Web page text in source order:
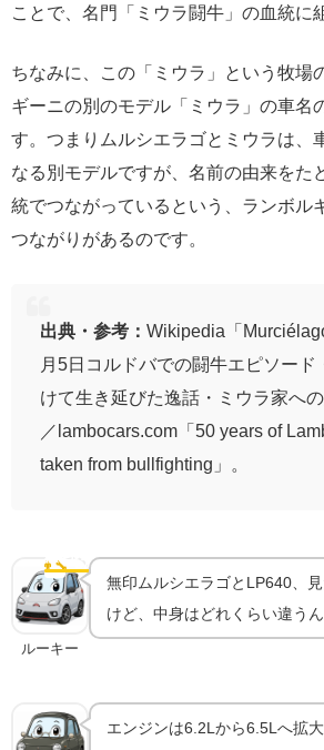
ことで、名門「ミウラ闘牛」の血統に
ちなみに、この「ミウラ」という牧場
ギーニの別のモデル「ミウラ」の車名
す。つまりムルシエラゴとミウラは、
なる別モデルですが、名前の由来をた
統でつながっているという、ランボル
つながりがあるのです。
出典・参考： Wikipedia「
月5日コルドバでの闘牛エピソード
けて生き延びた逸話・ミウラ家への
／lambocars.com「50 years of
taken from bullfighting」。
👨‍🔧LP640の進化
無印ムルシエラゴからの進化点｜
ルーキー
無印ムルシエラゴとLP640、
けど、中身はどれくらい違う
エンジンは6.2Lから6.5Lへ拡